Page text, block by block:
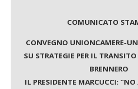
COMUNICATO
CONVEGNO UNIONCAMERE-
SU STRATEGIE PER IL
BRENNERO
IL PRESIDENTE MARCUCCI: